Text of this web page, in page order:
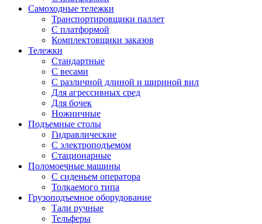
Самоходные тележки
Транспортировщики паллет
С платформой
Комплектовщики заказов
Тележки
Стандартные
С весами
С различной длиной и шириной вил
Для агрессивных сред
Для бочек
Ножничные
Подъемные столы
Гидравлические
С электроподъемом
Стационарные
Поломоечные машины
С сиденьем оператора
Толкаемого типа
Грузоподъемное оборудование
Тали ручные
Тельферы